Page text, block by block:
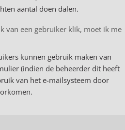
aantal doen dalen.
van een gebruiker klik, moet ik me
kunnen gebruik maken van
(indien de beheerder dit heeft
van het e-mailsysteem door